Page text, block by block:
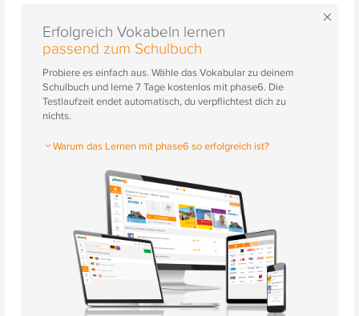
×
Erfolgreich Vokabeln lernen
passend zum Schulbuch
Probiere es einfach aus. Wähle das Vokabular zu deinem
Schulbuch und lerne 7 Tage kostenlos mit phase6. Die
Testlaufzeit endet automatisch, du verpflichtest dich zu
nichts.
Warum das Lernen mit phase6 so erfolgreich ist?